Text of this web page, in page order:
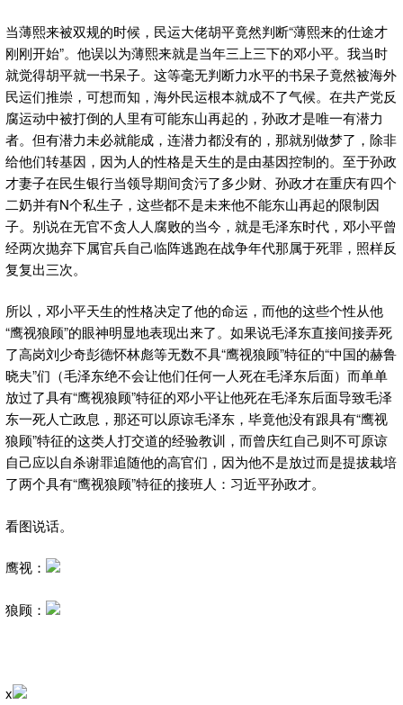
当薄熙来被双规的时候，民运大佬胡平竟然判断“薄熙来的仕途才
刚刚开始”。他误以为薄熙来就是当年三上三下的邓小平。我当时
就觉得胡平就一书呆子。这等毫无判断力水平的书呆子竟然被海外
民运们推崇，可想而知，海外民运根本就成不了气候。在共产党反
腐运动中被打倒的人里有可能东山再起的，孙政才是唯一有潜力
者。但有潜力未必就能成，连潜力都没有的，那就别做梦了，除非
给他们转基因，因为人的性格是天生的是由基因控制的。至于孙政
才妻子在民生银行当领导期间贪污了多少财、孙政才在重庆有四个
二奶并有N个私生子，这些都不是未来他不能东山再起的限制因
子。别说在无官不贪人人腐败的当今，就是毛泽东时代，邓小平曾
经两次抛弃下属官兵自己临阵逃跑在战争年代那属于死罪，照样反
复复出三次。
所以，邓小平天生的性格决定了他的命运，而他的这些个性从他
“鹰视狼顾”的眼神明显地表现出来了。如果说毛泽东直接间接弄死
了高岗刘少奇彭德怀林彪等无数不具“鹰视狼顾”特征的“中国的赫鲁
晓夫”们（毛泽东绝不会让他们任何一人死在毛泽东后面）而单单
放过了具有“鹰视狼顾”特征的邓小平让他死在毛泽东后面导致毛泽
东一死人亡政息，那还可以原谅毛泽东，毕竟他没有跟具有“鹰视
狼顾”特征的这类人打交道的经验教训，而曾庆红自己则不可原谅
自己应以自杀谢罪追随他的高官们，因为他不是放过而是提拔栽培
了两个具有“鹰视狼顾”特征的接班人：习近平孙政才。
看图说话。
鹰视：
狼顾：
x